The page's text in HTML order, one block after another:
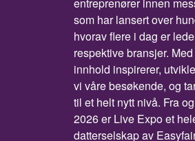
som har lansert over
hvorav flere i dag er
respektive bransjer.
innhold inspirerer,
vi våre besøkende, og
til et helt nytt nivå. Fra
2026 er Live Expo et
datterselskap av